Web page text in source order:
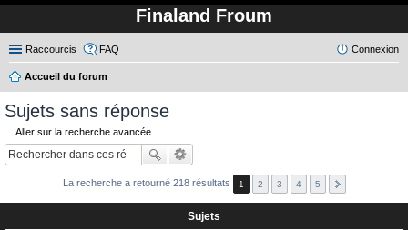
Finaland Froum
Raccourcis FAQ Connexion
Accueil du forum
Sujets sans réponse
Aller sur la recherche avancée
La recherche a retourné 218 résultats 1 2 3 4 5
Sujets